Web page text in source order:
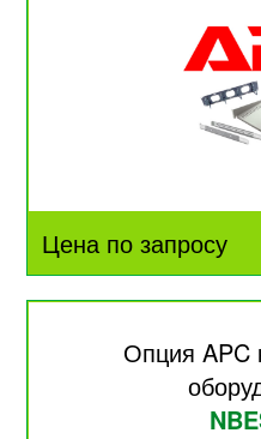
Цена по запросу
Опция APC